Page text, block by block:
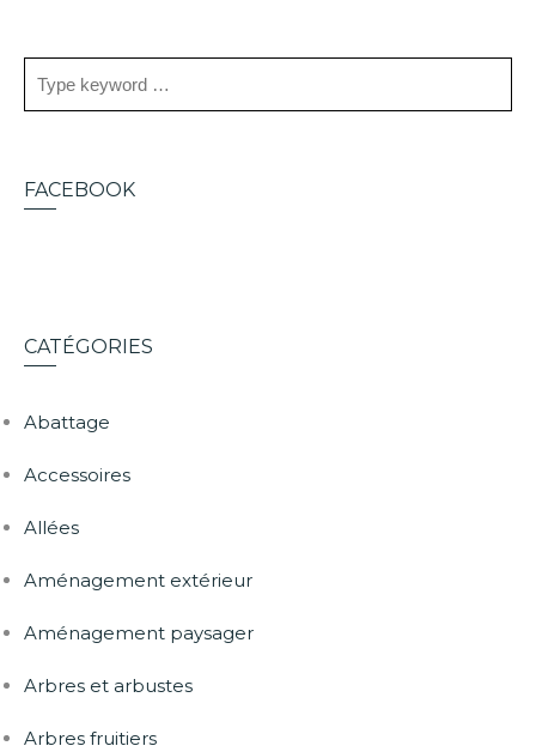
FACEBOOK
CATÉGORIES
Abattage
Accessoires
Allées
Aménagement extérieur
Aménagement paysager
Arbres et arbustes
Arbres fruitiers